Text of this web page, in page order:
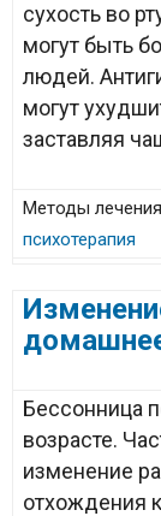
сухость во
могут быть
людей.
могут
заставляя
Методы
психотерапия
Бессонница
возрасте.
изменение
отхождения